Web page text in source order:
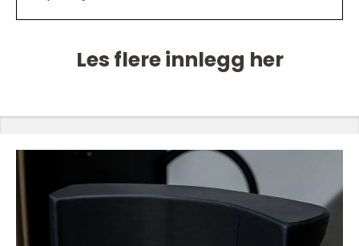
Les flere innlegg her